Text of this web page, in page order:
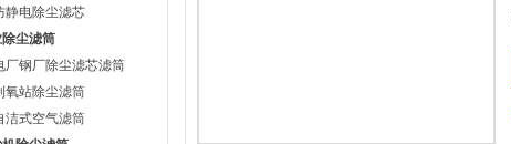
静电除尘滤芯
尘滤筒
厂钢厂除尘滤芯滤筒
氧站除尘滤筒
洁式空气滤筒